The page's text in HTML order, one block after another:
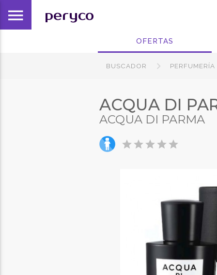
menu peryco
OFERTAS
BUSCADOR PERFUMERÍA
ACQUA DI
ACQUA DI PARMA
starstarstarstarstar